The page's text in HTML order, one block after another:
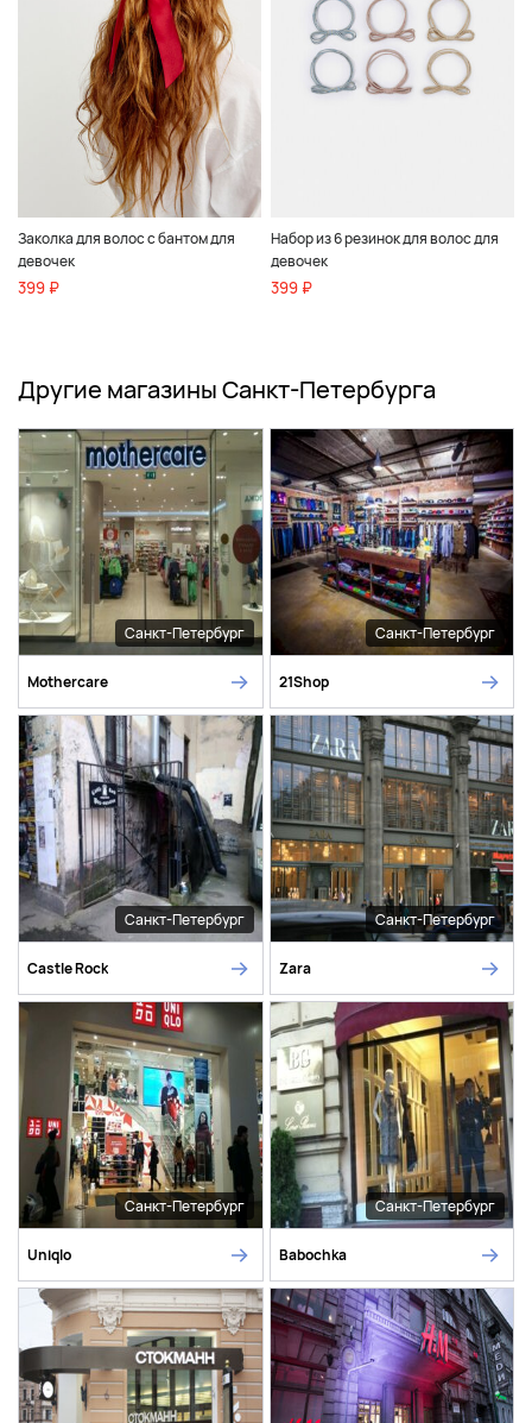
Заколка для волос с бантом для
девочек
399 ₽
Набор из 6 резинок для волос для
девочек
399 ₽
Другие магазины Санкт-Петербурга
Санкт-Петербург
Mothercare
Санкт-Петербург
21Shop
Санкт-Петербург
Castle Rock
Санкт-Петербург
Zara
Санкт-Петербург
Uniqlo
Санкт-Петербург
Babochka